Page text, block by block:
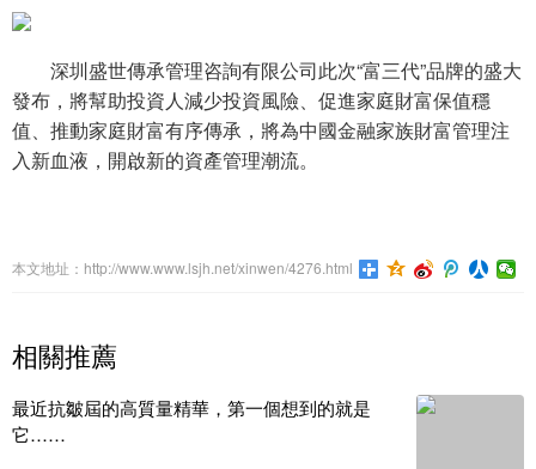
深圳盛世傳承管理咨詢有限公司此次“富三代”品牌的盛大
發布，將幫助投資人減少投資風險、促進家庭財富保值穩
值、推動家庭財富有序傳承，將為中國金融家族財富管理注
入新血液，開啟新的資產管理潮流。
本文地址：http://www.www.lsjh.net/xinwen/4276.html
相關推薦
最近抗皺屆的高質量精華，第一個想到的就是
它……